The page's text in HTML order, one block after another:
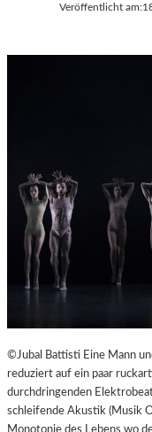
Veröffentlicht am:
©Jubal Battisti Eine Mann
reduziert auf ein paar
durchdringenden
schleifende Akustik (Musik
Monotonie des Lebens wo